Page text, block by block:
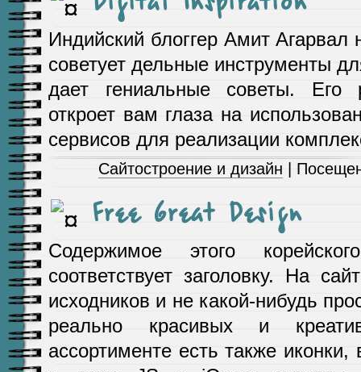
Индийский блоггер Амит Агарвал
советует дельные инструменты
дает гениальные советы. Его
откроет вам глаза на
сервисов для реализации
Сайтостроение и дизайн |
Free Great Design
Содержимое этого
соответствует заголовку. На
исходников и не какой-нибудь
реально красивых и
ассортименте есть также